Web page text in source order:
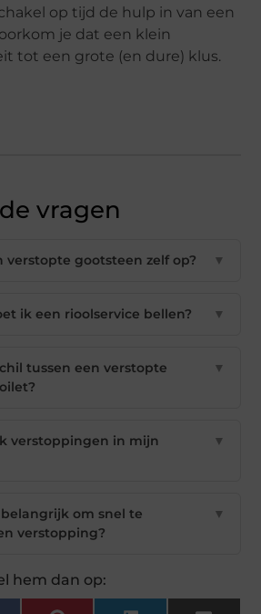
op tijd de hulp in van een
je dat een klein
tot een grote (en dure) klus.
vragen
verstopte gootsteen zelf op? ▼
ik een rioolservice bellen? ▼
tussen een verstopte
▼
verstoppingen in mijn
▼
om snel te
verstopping?
▼
hem dan op: